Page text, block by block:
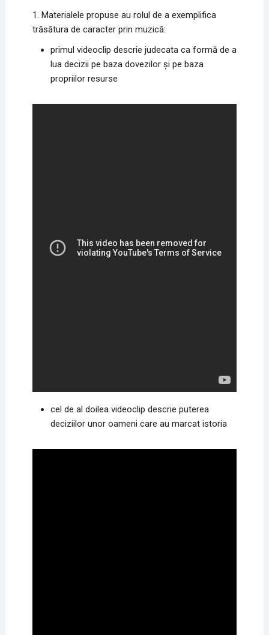
1. Materialele propuse au rolul de a exemplifica
trăsătura de caracter prin muzică:
primul videoclip descrie judecata ca formă de a
lua decizii pe baza dovezilor și pe baza
propriilor resurse
cel de al doilea videoclip descrie puterea
deciziilor unor oameni care au marcat istoria